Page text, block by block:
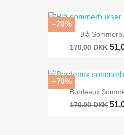
Blå
170,00 DKK
−70%
Bordeaux
170,00 DKK
−70%